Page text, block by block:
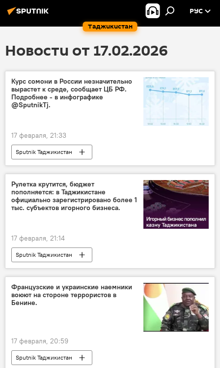
Таджикистан
РУС
Новости от 17.02.2026
Курс сомони в России незначительно
вырастет к среде, сообщает ЦБ РФ.
Подробнее - в инфографике
@SputnikTj.
17 февраля, 21:33
Sputnik Таджикистан
Рулетка крутится, бюджет
пополняется: в Таджикистане
официально зарегистрировано более 1
тыс. субъектов игорного бизнеса.
17 февраля, 21:14
Sputnik Таджикистан
Французские и украинские наемники
воюют на стороне террористов в
Бенине.
17 февраля, 20:59
Sputnik Таджикистан